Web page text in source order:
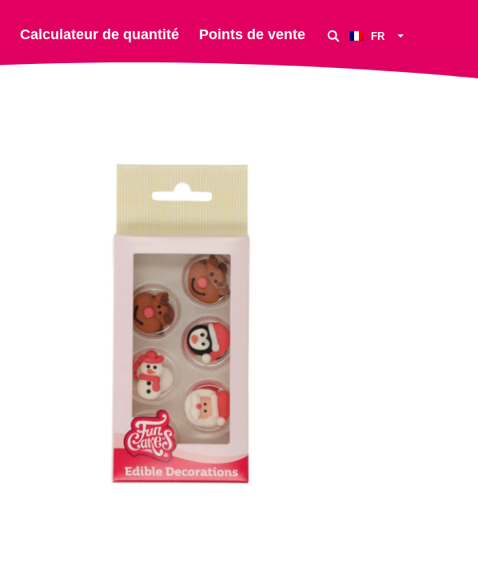
Calculateur de quantité Points de vente FR